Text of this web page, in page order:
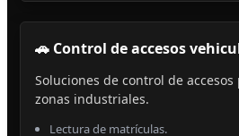
🚗 Control de accesos
Soluciones de control de
zonas industriales.
Lectura de matrículas.